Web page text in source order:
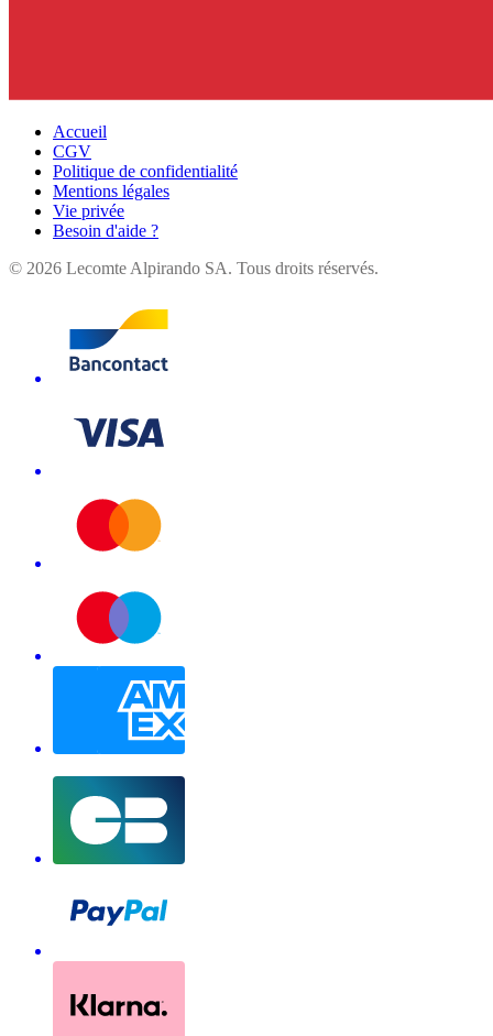
Accueil
CGV
Politique de confidentialité
Mentions légales
Vie privée
Besoin d'aide ?
© 2026 Lecomte Alpirando SA. Tous droits réservés.